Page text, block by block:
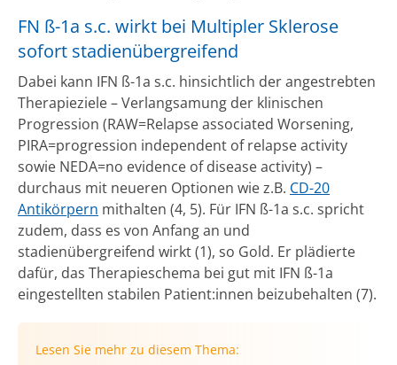
FN ß-1a s.c. wirkt bei Multipler Sklerose
sofort stadienübergreifend
Dabei kann IFN ß-1a s.c. hinsichtlich der angestrebten
Therapieziele – Verlangsamung der klinischen
Progression (RAW=Relapse associated Worsening,
PIRA=progression independent of relapse activity
sowie NEDA=no evidence of disease activity) –
durchaus mit neueren Optionen wie z.B. CD-20
Antikörpern mithalten (4, 5). Für IFN ß-1a s.c. spricht
zudem, dass es von Anfang an und
stadienübergreifend wirkt (1), so Gold. Er plädierte
dafür, das Therapieschema bei gut mit IFN ß-1a
eingestellten stabilen Patient:innen beizubehalten (7).
Lesen Sie mehr zu diesem Thema: